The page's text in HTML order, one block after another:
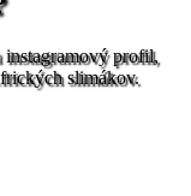
instagramový profil,
slimákov.